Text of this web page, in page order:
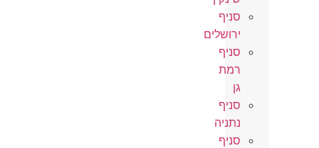
סניף
ירושלים
סניף
רמת
גן
סניף
נתניה
סניף